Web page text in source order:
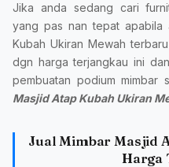
Jika anda sedang cari
yang pas nan tepat apabila
Kubah Ukiran Mewah
dgn harga terjangkau ini
pembuatan podium mimbar
Masjid Atap Kubah Ukiran
Jual Mimbar Masjid
Harga